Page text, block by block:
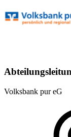
Volksbank pur eG